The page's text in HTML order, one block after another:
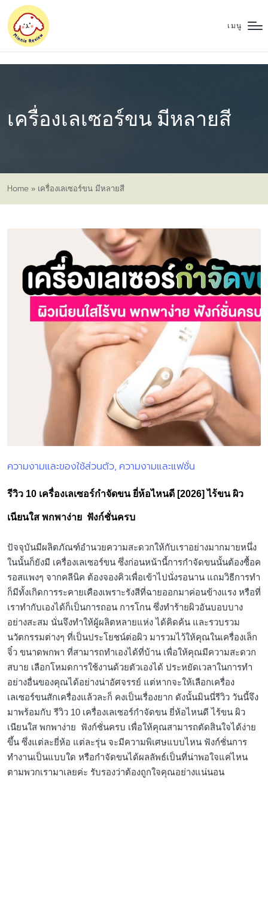
เมนู
เครื่องเลเซอร์ขน มีหลายสี
Home » เครื่องเลเซอร์ขน มีหลายสี
Posted
ความงามและของใช้ส่วนตัว ความงามและแฟชั่น
รีวิว 10 เครื่องเลเซอร์กำจัดขน ยี่ห้อไหนดี [2026] ไร้ขน ผิว
เนียนใส พกพาง่าย ฟังก์ชั่นครบ
ปัจจุบันมีผลิตภัณฑ์อำนวยความสะดวกให้กับเราอย่างมากมายหนึ่ง
ในนั้นก็ยังมี เครื่องเลเซอร์ขน ซึ่งก่อนหน้านี้การกำจัดขนนั้นต้องซื้อค
รอสแพงๆ จากคลีนิค ต้องจองคิวเพื่อเข้าไปนั่งรอนาน แถมวิธีการทำ
ก็มีทั้งเกิดการระคายเคืองเพราะรังสีที่ฉายออกมาค่อนข้างแรง หรือที่
เราทำกับเองได้ก็เป็นการถอน การโกน ซึ่งทำร้ายผิวอันบอบบาง
อย่างสะสม นั่นจึงทำให้ผู้ผลิตหลายแห่ง ได้คิดค้น และรวบรวม
นวัตกรรมต่างๆ ที่เป็นประโยชน์ต่อผิว มารวมไว้ให้คุณในเครื่องเล็ก
จิ๋ว ขนาดพกพา ที่สามารถทำเองได้ที่บ้าน เพื่อให้คุณมีความสะดวก
สบาย เลือกโหมดการใช้งานด้วยตัวเองได้ ประหยัดเวลาในการทำ
อย่างอื่นของคุณได้อย่างน่าอัศจรรย์ แต่หากจะให้เลือกเครื่อง
เลเซอร์ขนสักเครื่องแล้วละก็ คงเป็นเรื่องยาก ดังนั้นมินนี่รีวิว วันนี้จึง
มาพร้อมกับ รีวิว 10 เครื่องเลเซอร์กำจัดขน ยี่ห้อไหนดี ไร้ขน ผิว
เนียนใส พกพาง่าย ฟังก์ชั่นครบ เพื่อให้คุณสามารถตัดสินใจได้ง่าย
ขึ้น ซึ่งแต่ละยี่ห้อ แต่ละรุ่น จะมีความพิเศษแบบไหน ฟังก์ชั่นการ
ทำงานเป็นแบบใด หรือกำจัดขนได้ผลลัพธ์เป็นที่น่าพอใจแค่ไหน
ตามพวกเรามาเลยค่ะ รับรองว่าต้องถูกใจคุณอย่างแน่นอน